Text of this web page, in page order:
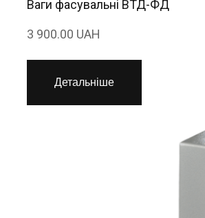
Ваги фасувальні ВТД-ФД
3 900.00 UAH
Детальніше